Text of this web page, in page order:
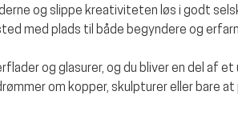
og slippe kreativiteten løs i godt
med plads til både begyndere og
og glasurer, og du bliver en del af
om kopper, skulpturer eller bare